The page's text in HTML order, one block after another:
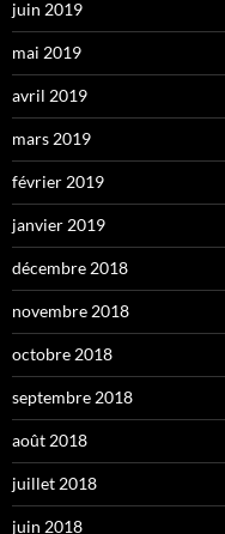
juin 2019
mai 2019
avril 2019
mars 2019
février 2019
janvier 2019
décembre 2018
novembre 2018
octobre 2018
septembre 2018
août 2018
juillet 2018
juin 2018